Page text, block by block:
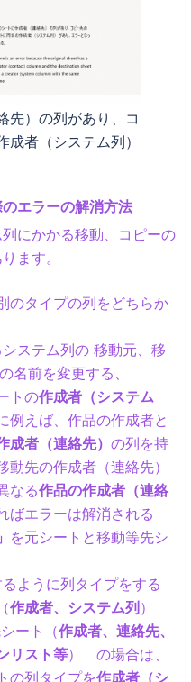
先）の列があり、コ
成者（システム列）
エラーの解消方法
にかかる移動、コピーの
ます。
のタイプの列をどちらか
ステム列の 移動元、移
名前を変更する、
トの作成者（システム
例えば、作品の作成者と
成者（連絡先） の列を持
動先の作成者（連絡先）
なる作品の作成者（連絡
ばエラーは解消される
を元シートと移動等先シ
ように列タイプをする
作成者、システム列）
ート（作成者、連絡先、
リスト等） の場合は、
の列タイプを作成者（シ